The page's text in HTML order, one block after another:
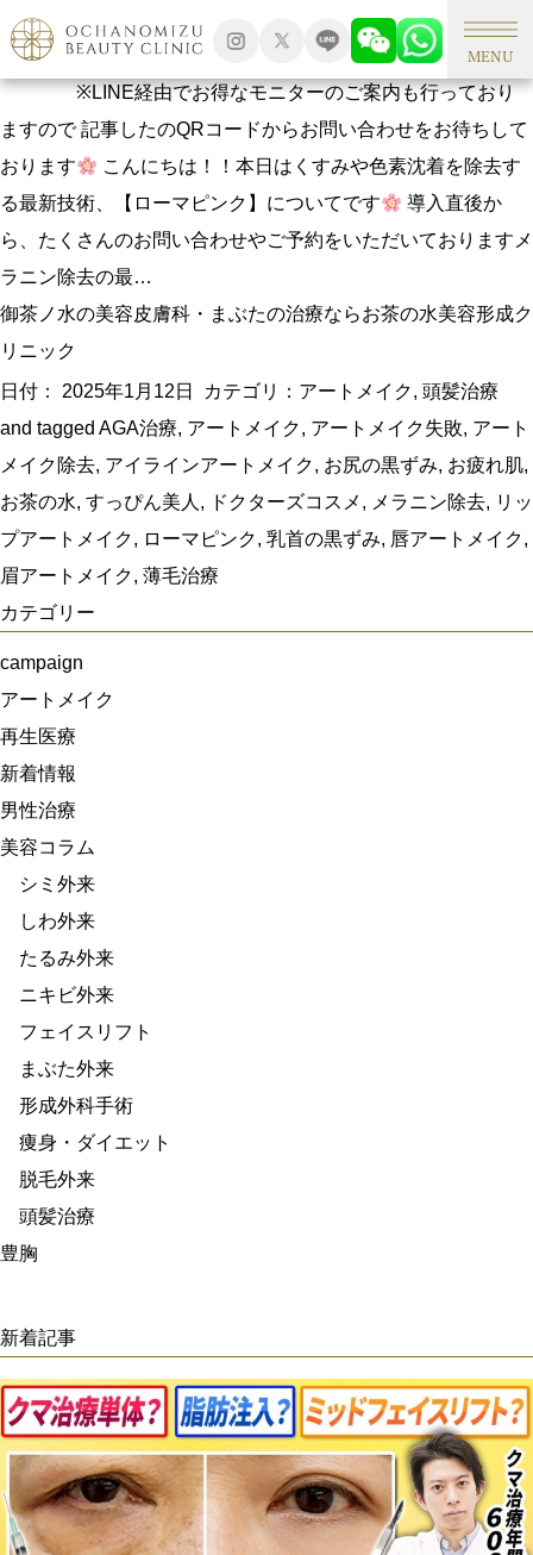
MENU
【メラニン除去】乳輪・乳頭の黒ずみ、お尻の黒ずみなどに効
果的◎【ローマピンク】
※LINE経由でお得なモニターのご案内も行っており
ますので 記事したのQRコードからお問い合わせをお待ちして
おります
こんにちは！！本日はくすみや色素沈着を除去す
る最新技術、【ローマピンク】についてです
導入直後か
ら、たくさんのお問い合わせやご予約をいただいておりますメ
ラニン除去の最…
御茶ノ水の美容皮膚科・まぶたの治療ならお茶の水美容形成ク
リニック
日付： 2025年1月12日 カテゴリ： アートメイク, 頭髪治療
and tagged AGA治療, アートメイク, アートメイク失敗, アート
メイク除去, アイラインアートメイク, お尻の黒ずみ, お疲れ肌,
お茶の水, すっぴん美人 , ドクターズコスメ , メラニン除去, リッ
プアートメイク, ローマピンク, 乳首の黒ずみ, 唇アートメイク,
眉アートメイク, 薄毛治療
カテゴリー
campaign
アートメイク
再生医療
新着情報
男性治療
美容コラム
シミ外来
しわ外来
たるみ外来
ニキビ外来
フェイスリフト
まぶた外来
形成外科手術
痩身・ダイエット
脱毛外来
頭髪治療
豊胸
新着記事